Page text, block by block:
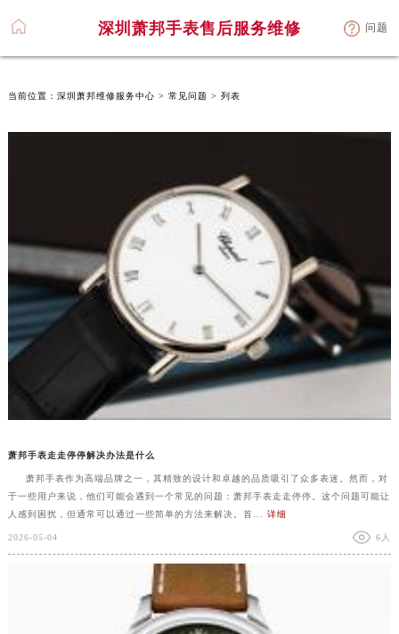
深圳萧邦手表售后服务维修 问题
当前位置： 深圳萧邦维修服务中心 > 常见问题 > 列表
萧邦手表走走停停解决办法是什么
萧邦手表作为高端品牌之一，其精致的设计和卓越的品质吸引了众多表迷。然而，对
于一些用户来说，他们可能会遇到一个常见的问题：萧邦手表走走停停。这个问题可能让
人感到困扰，但通常可以通过一些简单的方法来解决。首... 详细
2026-05-04 6人